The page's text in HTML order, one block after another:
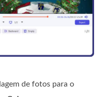
de fotos para o